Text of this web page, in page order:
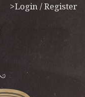
>Login / Register